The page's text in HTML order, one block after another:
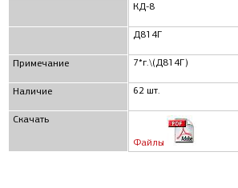
Примечание
Наличие
Скачать
КД-8
Д814Г
7*г.\(Д814Г)
62 шт.
Файлы